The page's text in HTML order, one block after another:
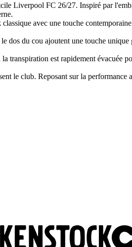
Liverpool FC 26/27. Inspiré par
avec une touche
du cou ajoutent une touche
est rapidement évacuée
le club. Reposant sur la